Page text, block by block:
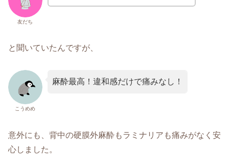
友だち
と聞いていたんですが、
こうめめ
麻酔最高！違和感だけで痛みなし！
意外にも、背中の硬膜外麻酔もラミナリアも痛みがなく安
心しました。